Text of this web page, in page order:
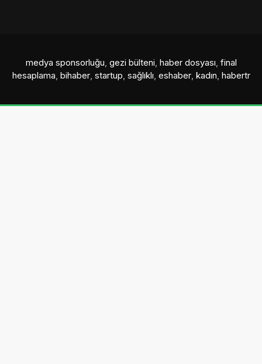
medya sponsorluğu, gezi bülteni, haber dosyası, final
hesaplama, bihaber, startup, sağlıklı, eshaber, kadın, habertr